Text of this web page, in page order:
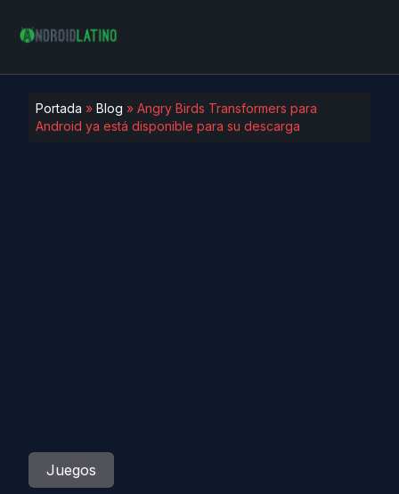
Portada » Blog » Angry Birds Transformers para
Android ya está disponible para su descarga
Juegos